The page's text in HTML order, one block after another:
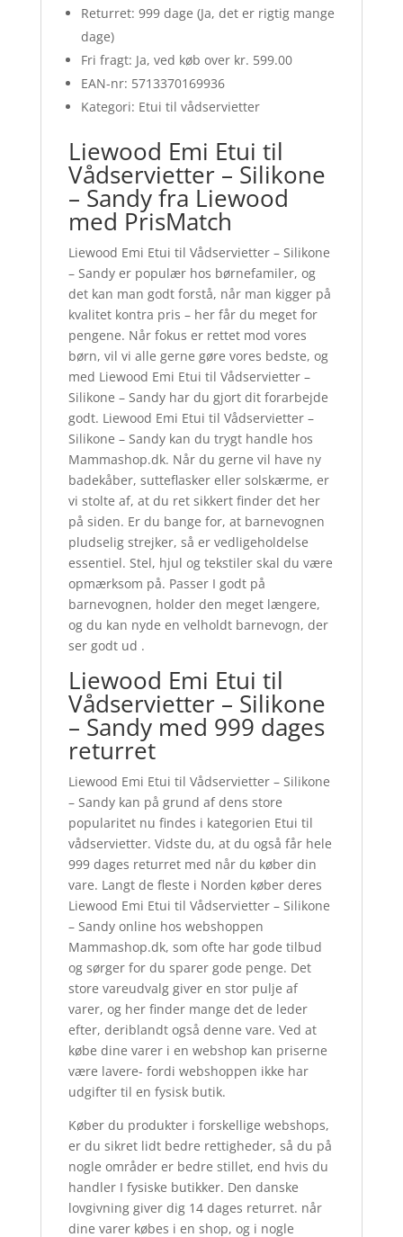
Returret: 999 dage (Ja, det er rigtig mange
dage)
Fri fragt: Ja, ved køb over kr. 599.00
EAN-nr: 5713370169936
Kategori: Etui til vådservietter
Liewood Emi Etui til
Vådservietter – Silikone
– Sandy fra Liewood
med PrisMatch
Liewood Emi Etui til Vådservietter – Silikone
– Sandy er populær hos børnefamiler, og
det kan man godt forstå, når man kigger på
kvalitet kontra pris – her får du meget for
pengene. Når fokus er rettet mod vores
børn, vil vi alle gerne gøre vores bedste, og
med Liewood Emi Etui til Vådservietter –
Silikone – Sandy har du gjort dit forarbejde
godt. Liewood Emi Etui til Vådservietter –
Silikone – Sandy kan du trygt handle hos
Mammashop.dk. Når du gerne vil have ny
badekåber, sutteflasker eller solskærme, er
vi stolte af, at du ret sikkert finder det her
på siden. Er du bange for, at barnevognen
pludselig strejker, så er vedligeholdelse
essentiel. Stel, hjul og tekstiler skal du være
opmærksom på. Passer I godt på
barnevognen, holder den meget længere,
og du kan nyde en velholdt barnevogn, der
ser godt ud .
Liewood Emi Etui til
Vådservietter – Silikone
– Sandy med 999 dages
returret
Liewood Emi Etui til Vådservietter – Silikone
– Sandy kan på grund af dens store
popularitet nu findes i kategorien Etui til
vådservietter. Vidste du, at du også får hele
999 dages returret med når du køber din
vare. Langt de fleste i Norden køber deres
Liewood Emi Etui til Vådservietter – Silikone
– Sandy online hos webshoppen
Mammashop.dk, som ofte har gode tilbud
og sørger for du sparer gode penge. Det
store vareudvalg giver en stor pulje af
varer, og her finder mange det de leder
efter, deriblandt også denne vare. Ved at
købe dine varer i en webshop kan priserne
være lavere- fordi webshoppen ikke har
udgifter til en fysisk butik.
Køber du produkter i forskellige webshops,
er du sikret lidt bedre rettigheder, så du på
nogle områder er bedre stillet, end hvis du
handler I fysiske butikker. Den danske
lovgivning giver dig 14 dages returret. når
dine varer købes i en shop, og i nogle